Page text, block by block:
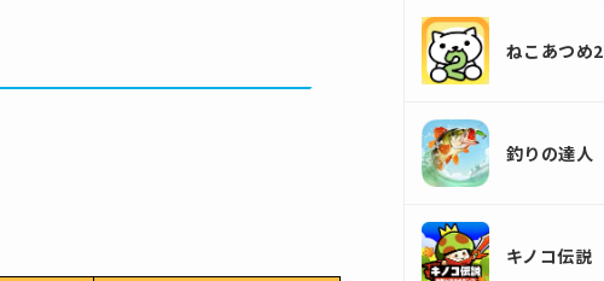
ねこあつめ2
釣りの達人
キノコ伝説